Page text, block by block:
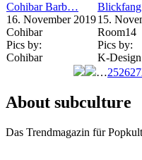
Cohibar Barb…
16. November 2019
Cohibar
Pics by:
Cohibar
Blickfang
15.
Room14
Pics by:
K-Design
…252627
About subculture
Das Trendmagazin für